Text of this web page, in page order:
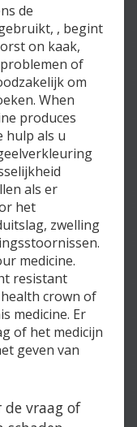
de
, begint
on kaak,
of
om
When
produces
hulp als u
als er
het
zwelling
medicine.
resistant
crown of
medicine. Er
of het medicijn
geven van
de vraag of